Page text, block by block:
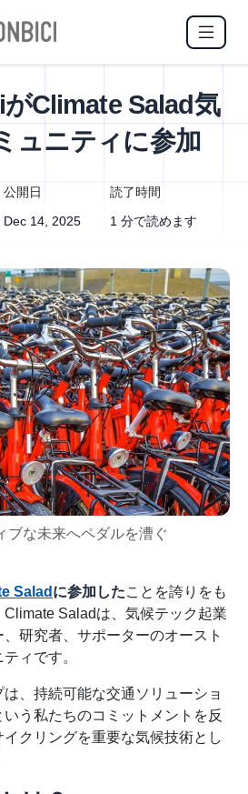
Climate Salad気
ュニティに参加
公開日
Dec 14, 2025
読了時間
1 分で読めます
ブな未来へペダルを漕ぐ
Salad に参加したことを誇りをも
Saladは、気候テック起業
研究者、サポーターのオースト
ィです。
、持続可能な交通ソリューショ
う私たちのコミットメントを反
クリングを重要な気候技術とし